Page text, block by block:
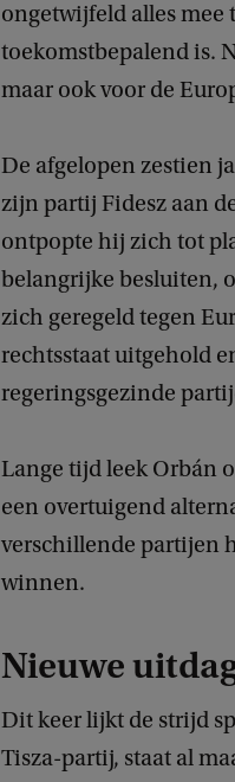
ongetwijfeld alles mee
toekomstbepalend is.
maar ook voor de
De afgelopen zestien
zijn partij Fidesz aan
ontpopte hij zich tot
belangrijke besluiten,
zich geregeld tegen
rechtsstaat uitgehold
regeringsgezinde
Lange tijd leek Orbán
een overtuigend
verschillende partijen
winnen.
Nieuwe
Dit keer lijkt de strijd
Tisza-partij, staat al